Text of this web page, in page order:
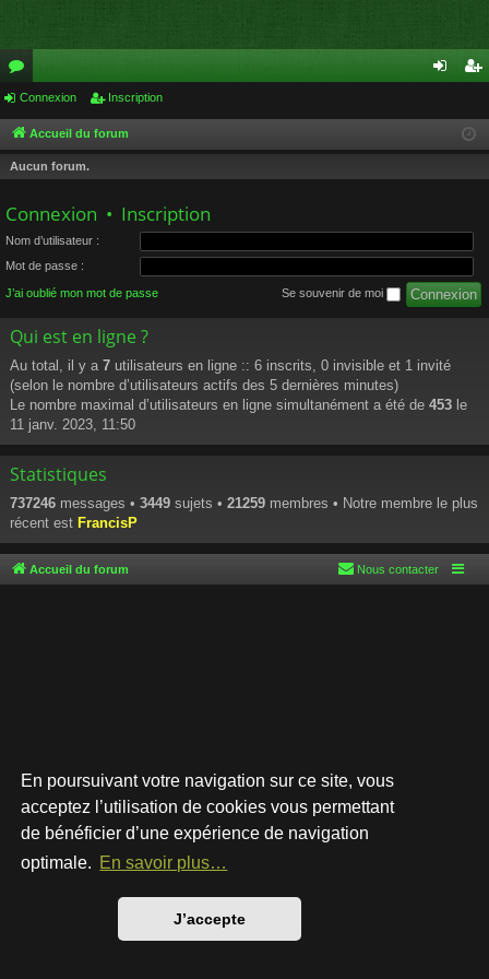
En poursuivant votre navigation sur ce site, vous
acceptez l’utilisation de cookies vous permettant
de bénéficier d’une expérience de navigation
optimale. En savoir plus…
J’accepte
or
u
m
cri
Connexion Inscription
Accueil du forum
Aucun forum.
Connexion • Inscription
Nom d’utilisateur :
Mot de passe :
J’ai oublié mon mot de passe Se souvenir de moi
Qui est en ligne ?
Au total, il y a 7 utilisateurs en ligne :: 6 inscrits, 0 invisible et 1 invité
(selon le nombre d’utilisateurs actifs des 5 dernières minutes)
Le nombre maximal d’utilisateurs en ligne simultanément a été de 453 le
11 janv. 2023, 11:50
Statistiques
737246 messages • 3449 sujets • 21259 membres • Notre membre le plus
récent est FrancisP
Accueil du forum Nous contacter
Développé parphpBB® Forum Software © phpBB Limited
Style par
Traduction française officielle